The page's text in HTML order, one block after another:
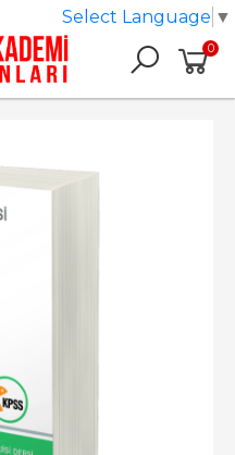
0
Select Language ▼